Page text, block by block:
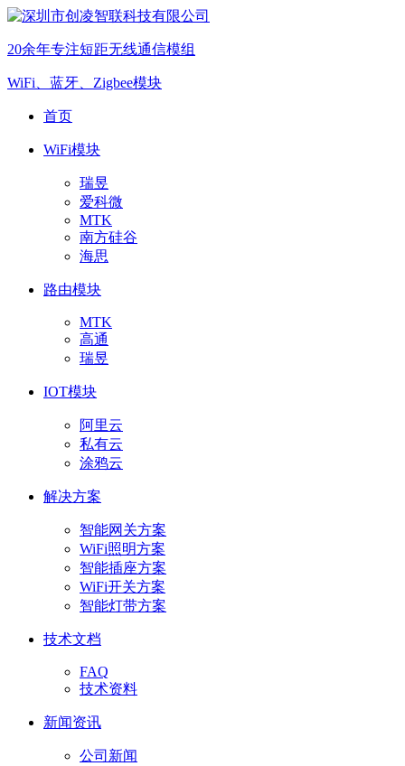
20余年专注短距无线通信模组
WiFi、蓝牙、Zigbee模块
首页
WiFi模块
瑞昱
爱科微
MTK
南方硅谷
海思
路由模块
MTK
高通
瑞昱
IOT模块
阿里云
私有云
涂鸦云
解决方案
智能网关方案
WiFi照明方案
智能插座方案
WiFi开关方案
智能灯带方案
技术文档
FAQ
技术资料
新闻资讯
公司新闻